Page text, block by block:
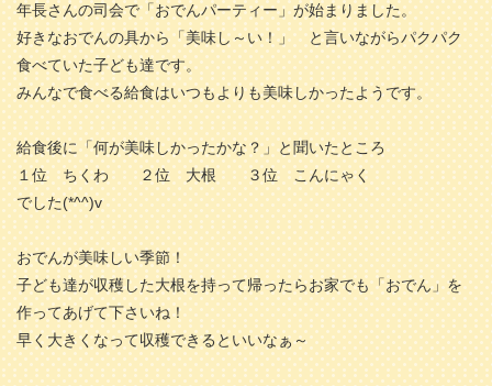
年長さんの司会で「おでんパーティー」が始まりました。
好きなおでんの具から「美味し～い！」 と言いながらパクパク
食べていた子ども達です。
みんなで食べる給食はいつもよりも美味しかったようです。
給食後に「何が美味しかったかな？」と聞いたところ
１位 ちくわ ２位 大根 ３位 こんにゃく
でした(*^^)v
おでんが美味しい季節！
子ども達が収穫した大根を持って帰ったらお家でも「おでん」を
作ってあげて下さいね！
早く大きくなって収穫できるといいなぁ～